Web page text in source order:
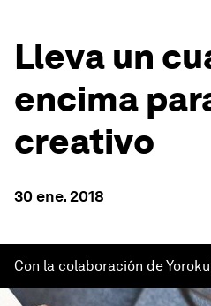
Lleva un
encima
creativo
30 ene. 2018
Con la colaboración de